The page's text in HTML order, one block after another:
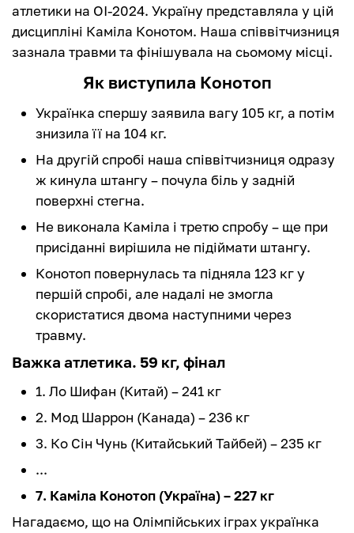
атлетики на ОІ-2024. Україну представляла у цій
дисципліні Каміла Конотом. Наша співвітчизниця
зазнала травми та фінішувала на сьомому місці.
Як виступила Конотоп
Українка спершу заявила вагу 105 кг, а потім
знизила її на 104 кг.
На другій спробі наша співвітчизниця одразу
ж кинула штангу – почула біль у задній
поверхні стегна.
Не виконала Каміла і третю спробу – ще при
присіданні вирішила не підіймати штангу.
Конотоп повернулась та підняла 123 кг у
першій спробі, але надалі не змогла
скористатися двома наступними через
травму.
Важка атлетика. 59 кг, фінал
1. Ло Шифан (Китай) – 241 кг
2. Мод Шаррон (Канада) – 236 кг
3. Ко Сін Чунь (Китайський Тайбей) – 235 кг
...
7. Каміла Конотоп (Україна) – 227 кг
Нагадаємо, що на Олімпійських іграх українка